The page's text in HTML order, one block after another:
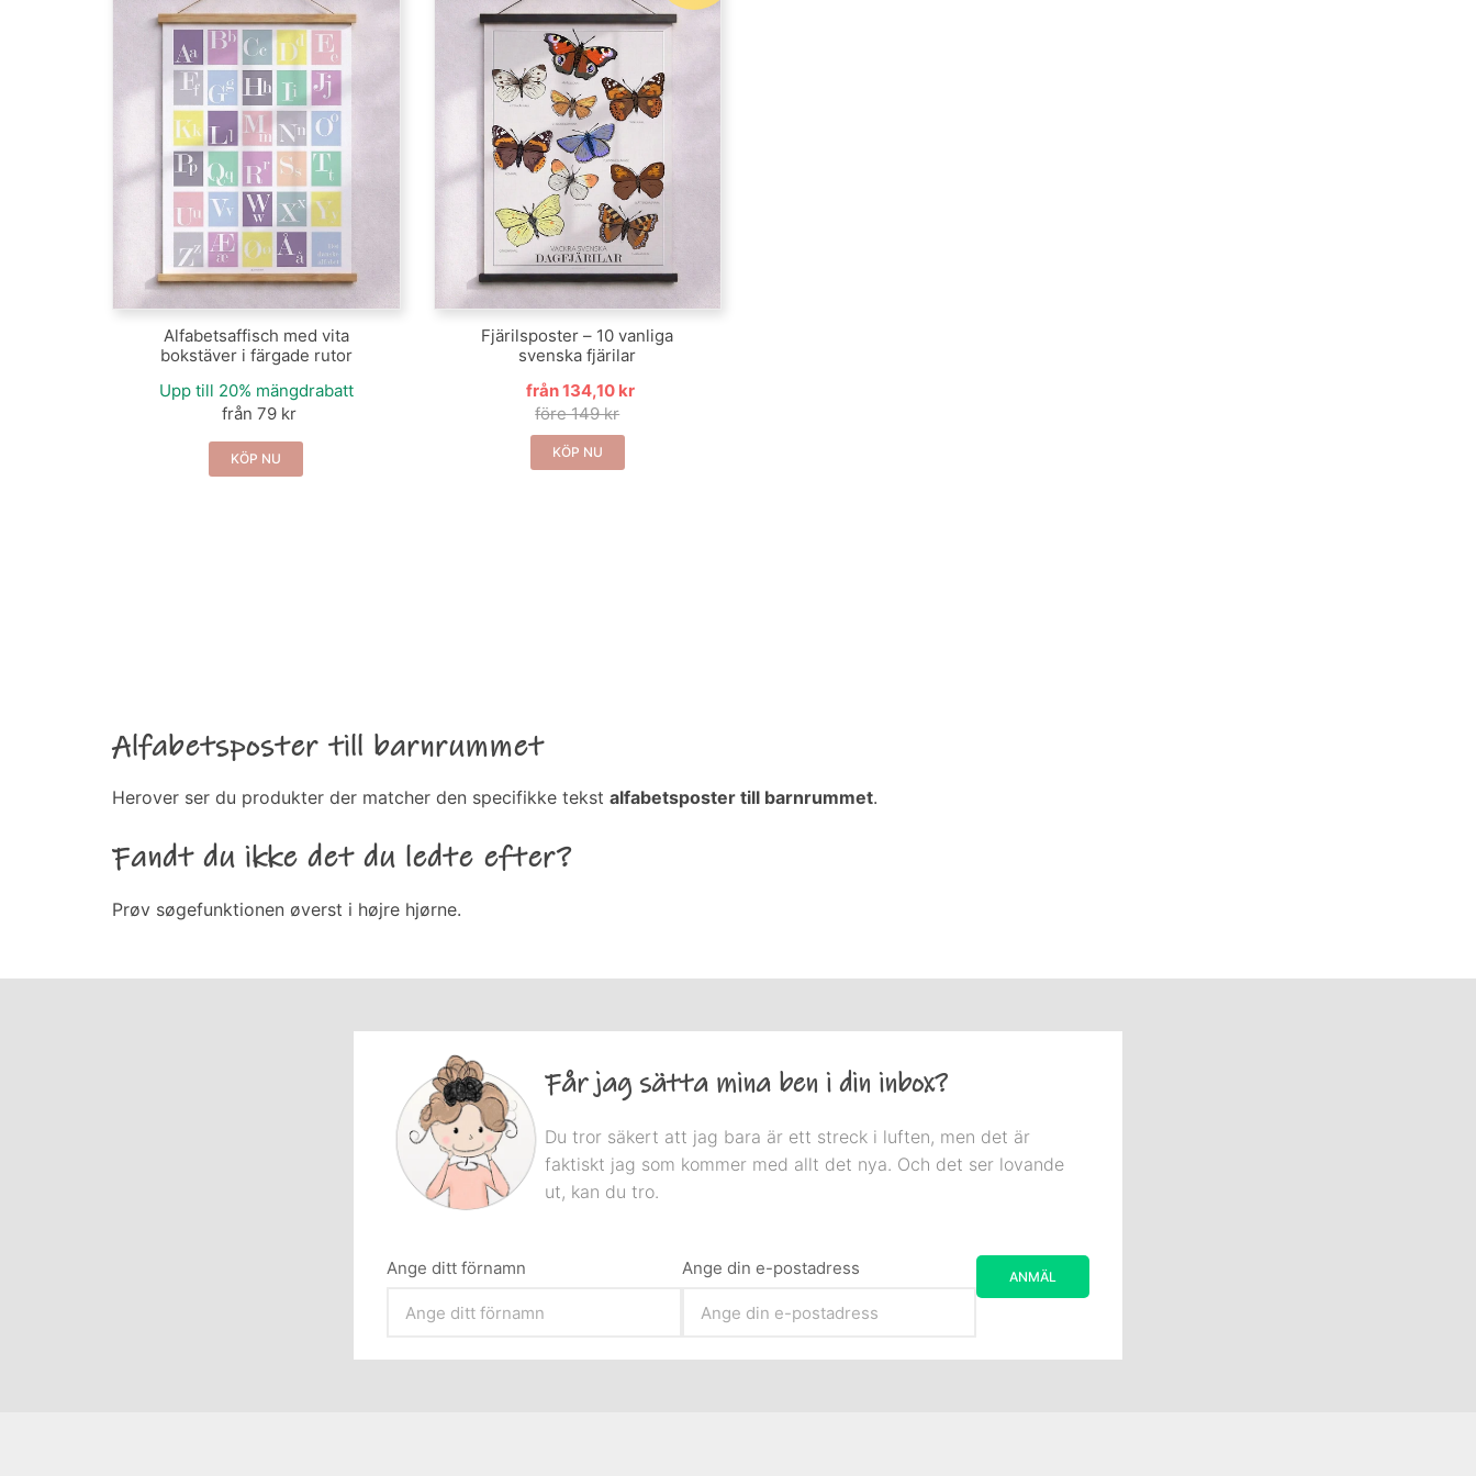
Alfabetsaffisch med vita
bokstäver i färgade rutor
Upp till 20% mängdrabatt
från 79 kr
KÖP NU
Fjärilsposter – 10 vanliga
svenska fjärilar
från 134,10 kr
före 149 kr
KÖP NU
Alfabetsposter till barnrummet
Herover ser du produkter der matcher den specifikke tekst alfabetsposter till barnrummet.
Fandt du ikke det du ledte efter?
Prøv søgefunktionen øverst i højre hjørne.
Får jag sätta mina ben i din inbox?
Du tror säkert att jag bara är ett streck i luften, men det är
faktiskt jag som kommer med allt det nya. Och det ser lovande
ut, kan du tro.
Ange ditt förnamn Ange din e-postadress